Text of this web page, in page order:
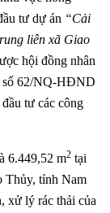
tư dự án “Cải
liên xã Giao
hội đồng nhân
số 62/NQ-HĐND
tư các công
6.449,52 m2 tại
Thủy, tỉnh Nam
xử lý rác thải của